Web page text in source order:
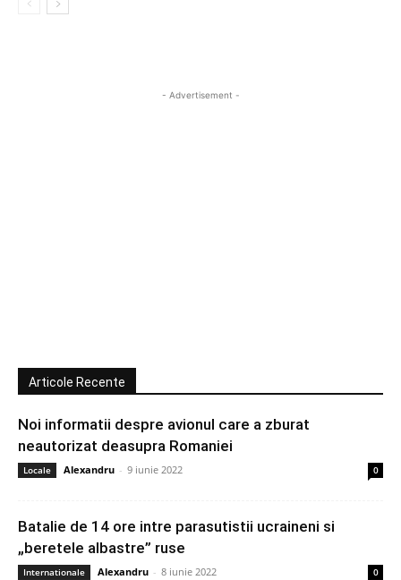
- Advertisement -
Articole Recente
Noi informatii despre avionul care a zburat
neautorizat deasupra Romaniei
Locale Alexandru - 9 iunie 2022 0
Batalie de 14 ore intre parasutistii ucraineni si
„beretele albastre” ruse
Internationale Alexandru - 8 iunie 2022 0